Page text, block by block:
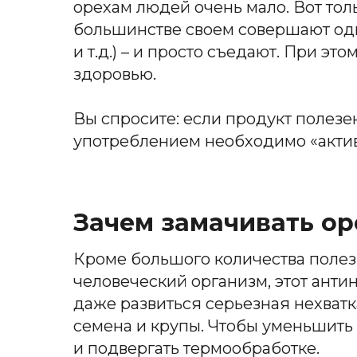
орехам людей очень мало. Вот
большинстве своем совершают
и т.д.) – и просто съедают. При
здоровью.
Вы спросите: если продукт
употреблением необходимо
Зачем замачивать
Кроме большого количества
человеческий организм, этот
даже развиться серьезная
семена и крупы. Чтобы уменьшить
и подвергать термообработке.